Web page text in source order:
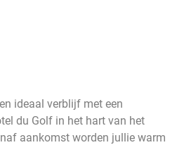
ideaal verblijf met een
du Golf in het hart van het
aankomst worden jullie warm